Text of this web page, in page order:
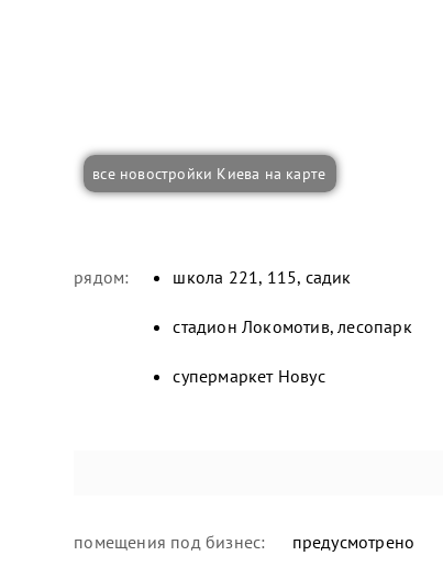
все новостройки Киева на карте
рядом: школа 221, 115, садик
стадион Локомотив, лесопарк
супермаркет Новус
помещения под бизнес: предусмотрено